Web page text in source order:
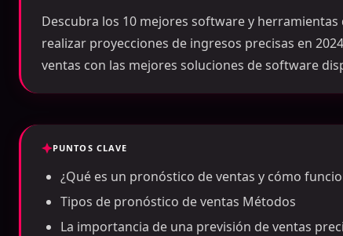
Descubra los 10 mejores software y
realizar proyecciones de ingresos precisas en
ventas con las mejores soluciones de software
PUNTOS CLAVE
¿Qué es un pronóstico de ventas y cómo
Tipos de pronóstico de ventas Métodos
La importancia de una previsión de ventas